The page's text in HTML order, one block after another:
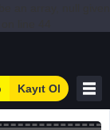
Kayıt Ol